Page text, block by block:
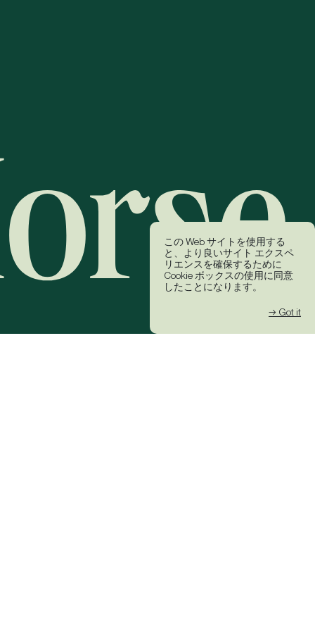
この Web サイトを使用する
と、より良いサイト エクスペ
リエンスを確保するために
Cookie ボックスの使用に同意
したことになります。
→ Got it